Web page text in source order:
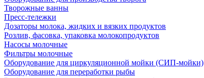
Творожные ванны
Пресс-тележки
Дозаторы молока, жидких и вязких продуктов
Розлив, фасовка, упаковка молокопродуктов
Насосы молочные
Фильтры молочные
Оборудование для циркуляционной мойки (СИП-мойки)
Оборудование для переработки рыбы